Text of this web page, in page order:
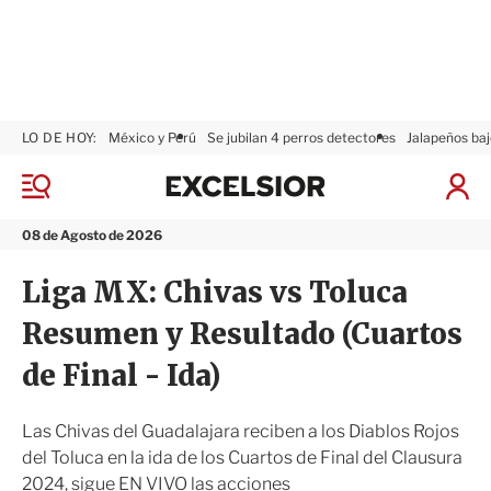
M
n
08 de Agosto de 2026
LO DE HOY: México y Perú Se jubilan 4 perros detectores Jalapeños
I
S
ó
x
s
i
r
Liga MX: Chivas vs Toluca
Resumen y Resultado (Cuartos
de Final - Ida)
Las Chivas del Guadalajara reciben a los Diablos Rojos
del Toluca en la ida de los Cuartos de Final del Clausura
2024, sigue EN VIVO las acciones